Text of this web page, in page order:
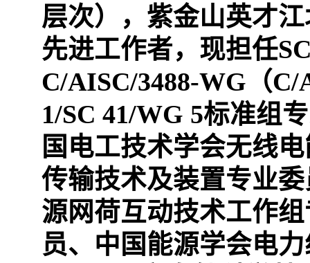
层次），紫金山英才
先进工作者，现担任
C/AISC/3488-WG （C/
1/SC 41/WG 5标准组
国电工技术学会无线
传输技术及装置专业
源网荷互动技术工作
员、中国能源学会电